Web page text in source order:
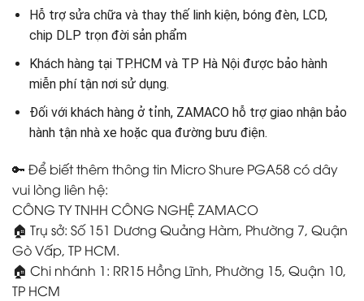
Hỗ trợ sửa chữa và thay thế linh kiện, bóng đèn, LCD,
chip DLP trọn đời sản phẩm
Khách hàng tại TP.HCM và TP Hà Nội được bảo hành
miễn phí tận nơi sử dụng.
Đối với khách hàng ở tỉnh, ZAMACO hỗ trợ giao nhận bảo
hành tận nhà xe hoặc qua đường bưu điện.
🔑 Để biết thêm thông tin Micro Shure PGA58 có dây
vui lòng liên hệ:
CÔNG TY TNHH CÔNG NGHỆ ZAMACO
🏠 Trụ sở: Số 151 Dương Quảng Hàm, Phường 7, Quận
Gò Vấp, TP HCM.
🏠 Chi nhánh 1: RR15 Hồng Lĩnh, Phường 15, Quận 10,
TP HCM